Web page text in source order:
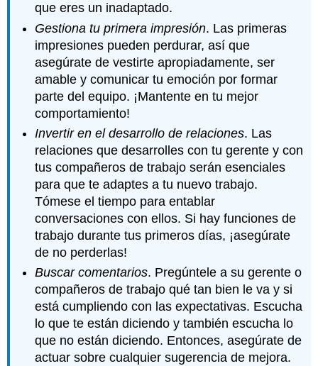
que eres un inadaptado.
Gestiona tu primera impresión. Las primeras
impresiones pueden perdurar, así que
asegúrate de vestirte apropiadamente, ser
amable y comunicar tu emoción por formar
parte del equipo. ¡Mantente en tu mejor
comportamiento!
Invertir en el desarrollo de relaciones. Las
relaciones que desarrolles con tu gerente y con
tus compañeros de trabajo serán esenciales
para que te adaptes a tu nuevo trabajo.
Tómese el tiempo para entablar
conversaciones con ellos. Si hay funciones de
trabajo durante tus primeros días, ¡asegúrate
de no perderlas!
Buscar comentarios. Pregúntele a su gerente o
compañeros de trabajo qué tan bien le va y si
está cumpliendo con las expectativas. Escucha
lo que te están diciendo y también escucha lo
que no están diciendo. Entonces, asegúrate de
actuar sobre cualquier sugerencia de mejora.